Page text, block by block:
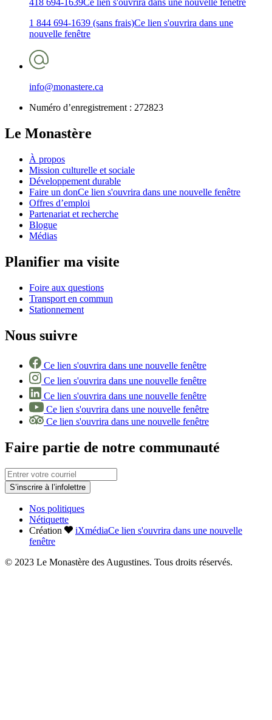
418 694-1639Ce lien s'ouvrira dans une nouvelle fenêtre
1 844 694-1639 (sans frais)Ce lien s'ouvrira dans une
nouvelle fenêtre
info@monastere.ca
Numéro d’enregistrement : 272823
Le Monastère
À propos
Mission culturelle et sociale
Développement durable
Faire un donCe lien s'ouvrira dans une nouvelle fenêtre
Offres d’emploi
Partenariat et recherche
Blogue
Médias
Planifier ma visite
Foire aux questions
Transport en commun
Stationnement
Nous suivre
Ce lien s'ouvrira dans une nouvelle fenêtre
Ce lien s'ouvrira dans une nouvelle fenêtre
Ce lien s'ouvrira dans une nouvelle fenêtre
Ce lien s'ouvrira dans une nouvelle fenêtre
Ce lien s'ouvrira dans une nouvelle fenêtre
Faire partie de notre communauté
S’inscrire à l’infolettre
Nos politiques
Nétiquette
Création
iXmédiaCe lien s'ouvrira dans une nouvelle
fenêtre
© 2023 Le Monastère des Augustines. Tous droits réservés.